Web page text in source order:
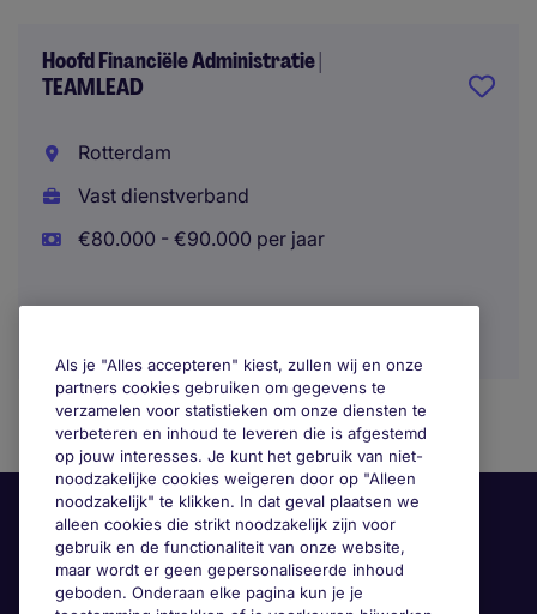
Hoofd Financiële Administratie |
TEAMLEAD
Rotterdam
Vast dienstverband
€80.000 - €90.000 per jaar
Als je "Alles accepteren" kiest, zullen wij en onze
partners cookies gebruiken om gegevens te
verzamelen voor statistieken om onze diensten te
verbeteren en inhoud te leveren die is afgestemd
op jouw interesses. Je kunt het gebruik van niet-
noodzakelijke cookies weigeren door op "Alleen
noodzakelijk" te klikken. In dat geval plaatsen we
alleen cookies die strikt noodzakelijk zijn voor
gebruik en de functionaliteit van onze website,
maar wordt er geen gepersonaliseerde inhoud
geboden. Onderaan elke pagina kun je je